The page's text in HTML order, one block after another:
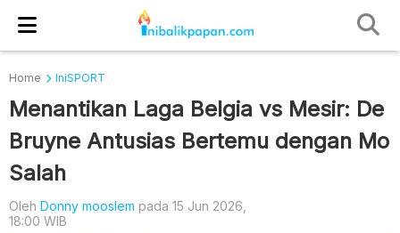
Home IniSPORT
Menantikan Laga Belgia vs Mesir: De
Bruyne Antusias Bertemu dengan Mo
Salah
Oleh Donny mooslem pada 15 Jun 2026,
18:00 WIB